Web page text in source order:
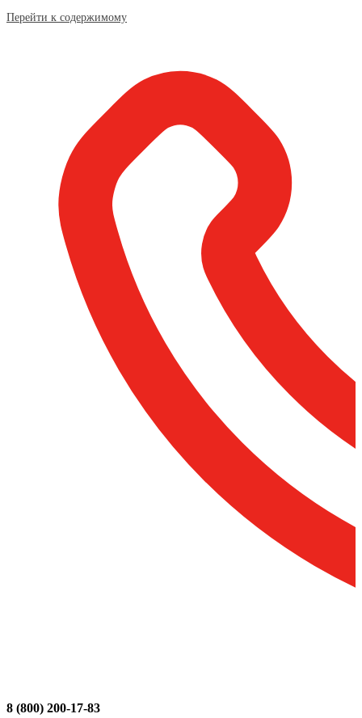
Перейти к содержимому
8 (800) 200-17-83